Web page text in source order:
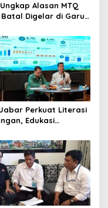
Ungkap Alasan MTQ
Batal Digelar di Garut,
Perkuat Literasi
Edukasi
Ekonomi